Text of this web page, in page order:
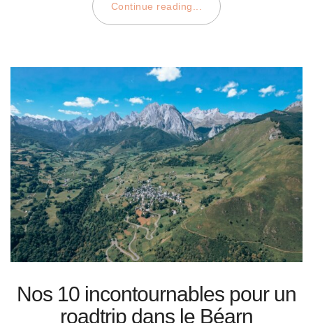
Continue reading...
Nos 10 incontournables pour un
roadtrip dans le Béarn